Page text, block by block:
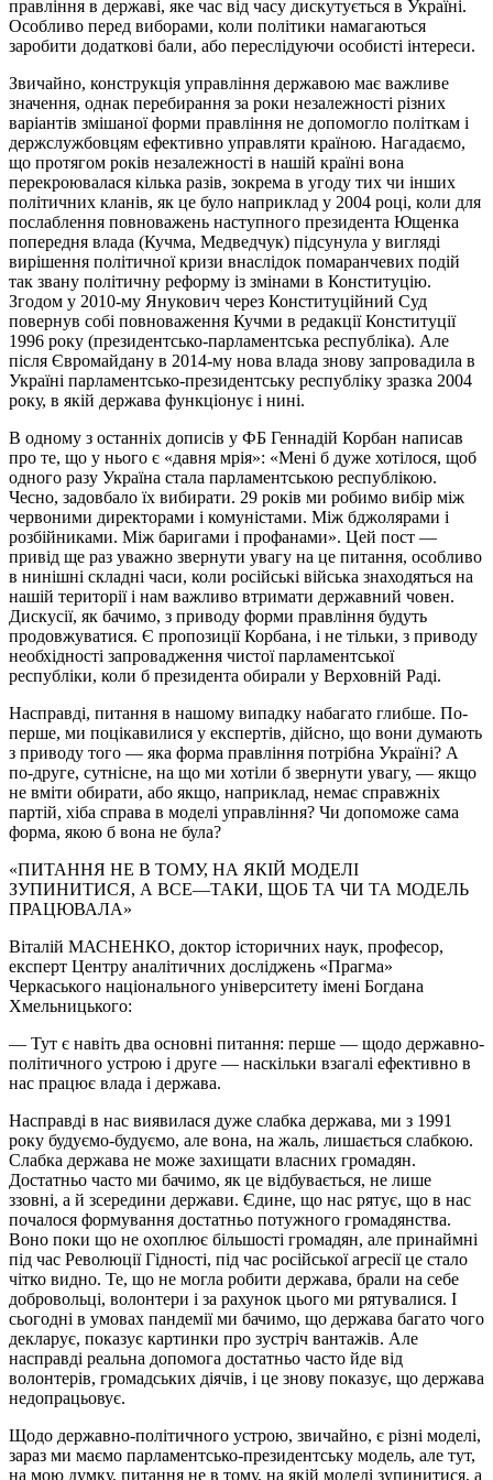
правління в державі, яке час від часу дискутується в Україні.
Особливо перед виборами, коли політики намагаються
заробити додаткові бали, або переслідуючи особисті інтереси.
Звичайно, конструкція управління державою має важливе
значення, однак перебирання за роки незалежності різних
варіантів змішаної форми правління не допомогло політкам і
держслужбовцям ефективно управляти країною. Нагадаємо,
що протягом років незалежності в нашій країні вона
перекроювалася кілька разів, зокрема в угоду тих чи інших
політичних кланів, як це було наприклад у 2004 році, коли для
послаблення повноважень наступного президента Ющенка
попередня влада (Кучма, Медведчук) підсунула у вигляді
вирішення політичної кризи внаслідок помаранчевих подій
так звану політичну реформу із змінами в Конституцію.
Згодом у 2010-му Янукович через Конституційний Суд
повернув собі повноваження Кучми в редакції Конституції
1996 року (президентсько-парламентська республіка). Але
після Євромайдану в 2014-му нова влада знову запровадила в
Україні парламентсько-президентську республіку зразка 2004
року, в якій держава функціонує і нині.
В одному з останніх дописів у ФБ Геннадій Корбан написав
про те, що у нього є «давня мрія»: «Мені б дуже хотілося, щоб
одного разу Україна стала парламентською республікою.
Чесно, задовбало їх вибирати. 29 років ми робимо вибір між
червоними директорами і комуністами. Між бджолярами і
розбійниками. Між баригами і профанами». Цей пост —
привід ще раз уважно звернути увагу на це питання, особливо
в нинішні складні часи, коли російські війська знаходяться на
нашій території і нам важливо втримати державний човен.
Дискусії, як бачимо, з приводу форми правління будуть
продовжуватися. Є пропозиції Корбана, і не тільки, з приводу
необхідності запровадження чистої парламентської
республіки, коли б президента обирали у Верховній Раді.
Насправді, питання в нашому випадку набагато глибше. По-
перше, ми поцікавилися у експертів, дійсно, що вони думають
з приводу того — яка форма правління потрібна Україні? А
по-друге, сутнісне, на що ми хотіли б звернути увагу, — якщо
не вміти обирати, або якщо, наприклад, немає справжніх
партій, хіба справа в моделі управління? Чи допоможе сама
форма, якою б вона не була?
«ПИТАННЯ НЕ В ТОМУ, НА ЯКІЙ МОДЕЛІ
ЗУПИНИТИСЯ, А ВСЕ—ТАКИ, ЩОБ ТА ЧИ ТА МОДЕЛЬ
ПРАЦЮВАЛА»
Віталій МАСНЕНКО, доктор історичних наук, професор,
експерт Центру аналітичних досліджень «Прагма»
Черкаського національного університету імені Богдана
Хмельницького:
— Тут є навіть два основні питання: перше — щодо державно-
політичного устрою і друге — наскільки взагалі ефективно в
нас працює влада і держава.
Насправді в нас виявилася дуже слабка держава, ми з 1991
року будуємо-будуємо, але вона, на жаль, лишається слабкою.
Слабка держава не може захищати власних громадян.
Достатньо часто ми бачимо, як це відбувається, не лише
ззовні, а й зсередини держави. Єдине, що нас рятує, що в нас
почалося формування достатньо потужного громадянства.
Воно поки що не охоплює більшості громадян, але принаймні
під час Революції Гідності, під час російської агресії це стало
чітко видно. Те, що не могла робити держава, брали на себе
добровольці, волонтери і за рахунок цього ми рятувалися. І
сьогодні в умовах пандемії ми бачимо, що держава багато чого
декларує, показує картинки про зустріч вантажів. Але
насправді реальна допомога достатньо часто йде від
волонтерів, громадських діячів, і це знову показує, що держава
недопрацьовує.
Щодо державно-політичного устрою, звичайно, є різні моделі,
зараз ми маємо парламентсько-президентську модель, але тут,
на мою думку, питання не в тому, на якій моделі зупинитися, а